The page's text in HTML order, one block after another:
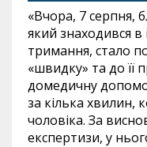
«Вчора, 7 серпня,
який знаходився в
тримання, стало
«швидку» та до її
домедичну
за кілька хвилин,
чоловіка. За
експертизи, у